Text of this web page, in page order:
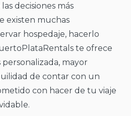
decisiones más
existen muchas
hospedaje, hacerlo
te ofrece
mayor
de contar con un
con hacer de tu viaje